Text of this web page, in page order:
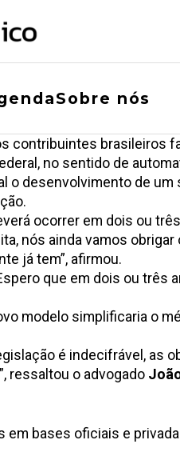
Sobre nós
contribuintes brasileiros
no sentido de
o desenvolvimento de
ocorrer em dois ou
nós ainda vamos
já tem”, afirmou.
que em dois ou
modelo simplificaria o
é indecifrável, as
ressaltou o advogado
em bases oficiais e